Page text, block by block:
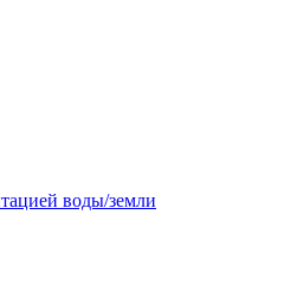
воды/земли